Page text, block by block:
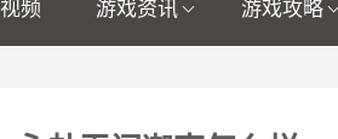
频 游戏资讯 游戏攻略